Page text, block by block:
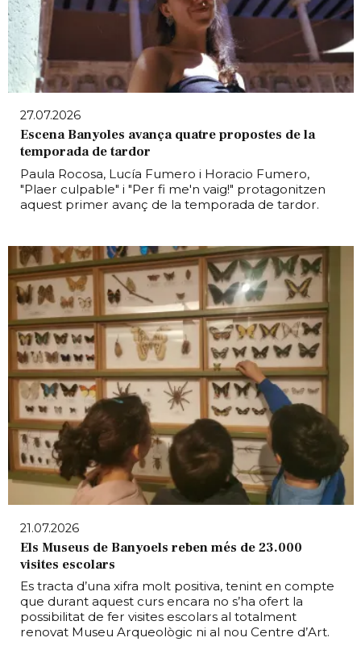
27.07.2026
Escena Banyoles avança quatre propostes de la
temporada de tardor
Paula Rocosa, Lucía Fumero i Horacio Fumero,
"Plaer culpable" i "Per fi me'n vaig!" protagonitzen
aquest primer avanç de la temporada de tardor.
21.07.2026
Els Museus de Banyoels reben més de 23.000
visites escolars
Es tracta d’una xifra molt positiva, tenint en compte
que durant aquest curs encara no s’ha ofert la
possibilitat de fer visites escolars al totalment
renovat Museu Arqueològic ni al nou Centre d’Art.